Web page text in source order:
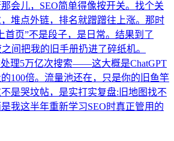
会儿，SEO简单得像按开关。找个关
堆点外链，排名就蹭蹭往上涨。那时
首页”不是段子，是日常。结果到了
间把我的旧手册扔进了碎纸机。
处理5万亿次搜索——这大概是ChatGPT
100倍。流量池还在，只是你的旧鱼竿
是哭坟帖，是实打实复盘:旧地图找不
我这半年重新学习SEO时真正管用的